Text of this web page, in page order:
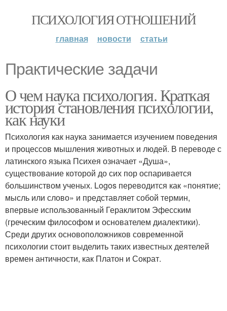
ПСИХОЛОГИЯ ОТНОШЕНИЙ
главная новости статьи
Практические задачи
О чем наука психология. Краткая
история становления психологии,
как науки
Психология как наука занимается изучением поведения
и процессов мышления животных и людей. В переводе с
латинского языка Психея означает «Душа»,
существование которой до сих пор оспаривается
большинством ученых. Logos переводится как «понятие;
мысль или слово» и представляет собой термин,
впервые использованный Гераклитом Эфесским
(греческим философом и основателем диалектики).
Среди других основоположников современной
психологии стоит выделить таких известных деятелей
времен античности, как Платон и Сократ.